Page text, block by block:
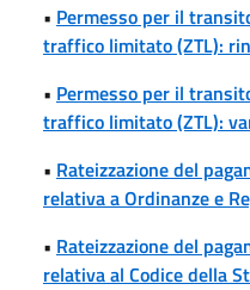
• Permesso per il
traffico limitato (ZTL):
• Permesso per il
traffico limitato (ZTL):
• Rateizzazione del
relativa a Ordinanze e
• Rateizzazione del
relativa al Codice della